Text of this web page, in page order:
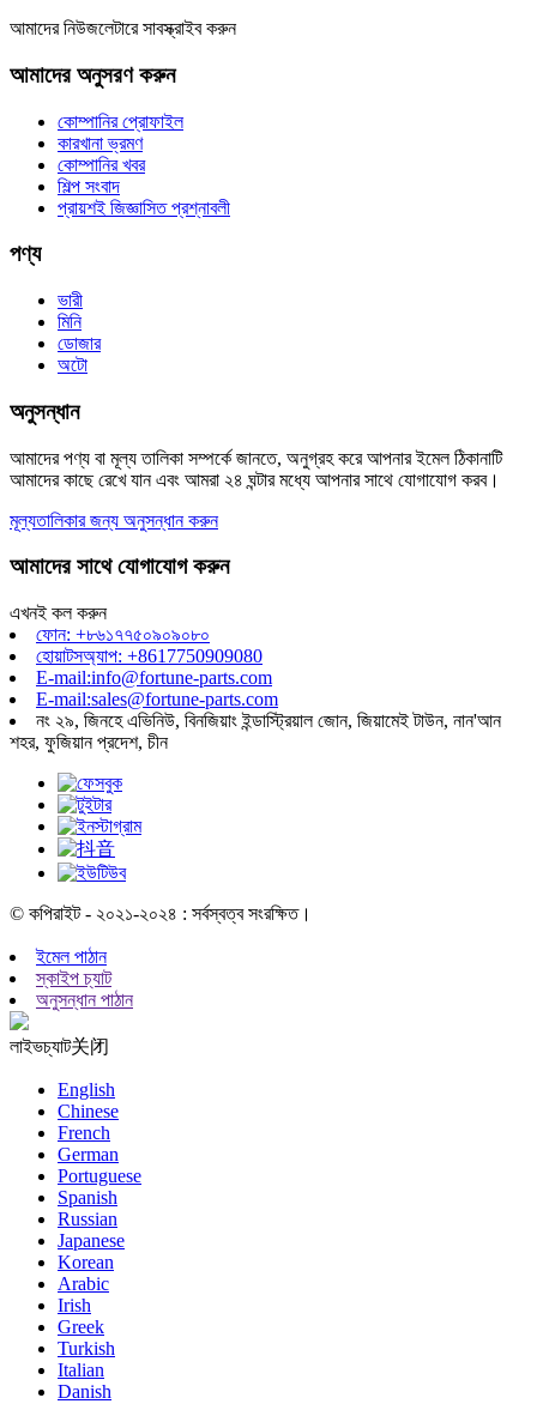
আমাদের নিউজলেটারে সাবস্ক্রাইব করুন
আমাদের অনুসরণ করুন
কোম্পানির প্রোফাইল
কারখানা ভ্রমণ
কোম্পানির খবর
শিল্প সংবাদ
প্রায়শই জিজ্ঞাসিত প্রশ্নাবলী
পণ্য
ভারী
মিনি
ডোজার
অটো
অনুসন্ধান
আমাদের পণ্য বা মূল্য তালিকা সম্পর্কে জানতে, অনুগ্রহ করে আপনার ইমেল ঠিকানাটি
আমাদের কাছে রেখে যান এবং আমরা ২৪ ঘন্টার মধ্যে আপনার সাথে যোগাযোগ করব।
মূল্যতালিকার জন্য অনুসন্ধান করুন
আমাদের সাথে যোগাযোগ করুন
এখনই কল করুন
ফোন: +৮৬১৭৭৫০৯০৯০৮০
হোয়াটসঅ্যাপ: +8617750909080
E-mail:info@fortune-parts.com
E-mail:sales@fortune-parts.com
নং ২৯, জিনহে এভিনিউ, বিনজিয়াং ইন্ডাস্ট্রিয়াল জোন, জিয়ামেই টাউন, নান'আন
শহর, ফুজিয়ান প্রদেশ, চীন
© কপিরাইট - ২০২১-২০২৪ : সর্বস্বত্ব সংরক্ষিত।
ইমেল পাঠান
স্কাইপ চ্যাট
অনুসন্ধান পাঠান
লাইভচ্যাট关闭
English
Chinese
French
German
Portuguese
Spanish
Russian
Japanese
Korean
Arabic
Irish
Greek
Turkish
Italian
Danish